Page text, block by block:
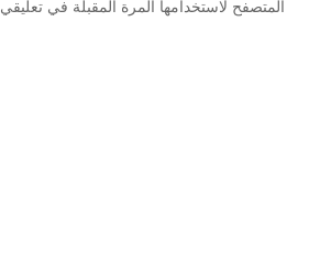
المتصفح لاستخدامها المرة المقبلة في تعليقي.